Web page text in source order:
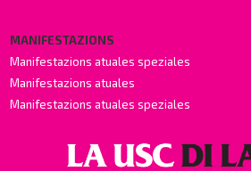
MANIFESTAZIONS
Manifestazions atuales speziales
Manifestazions atuales
Manifestazions atuales speziales